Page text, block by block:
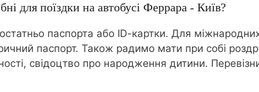
для поїздки на автобусі Феррара - Київ?
паспорта або ID-картки. Для
паспорт. Також радимо мати при собі
свідоцтво про народження дитини.